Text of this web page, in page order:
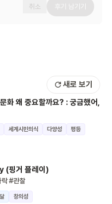
취소 후기 남기기
새로 보기
중요할까요? : 궁금했어,
세계시민의식 다양성
평등
(핑거 플레이)
#관찰
창의성